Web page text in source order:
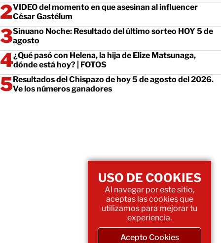
VIDEO del momento en que asesinan al influencer
César Gastélum
Sinuano Noche: Resultado del último sorteo HOY 5 de
agosto
¿Qué pasó con Helena, la hija de Elize Matsunaga,
dónde está hoy? | FOTOS
Resultados del Chispazo de hoy 5 de agosto del 2026.
Ve los números ganadores
USO DE COOKIES
Al navegar por este sitio,
aceptas las cookies que
utilizamos para mejorar tu
experiencia.
Acepto Cookies